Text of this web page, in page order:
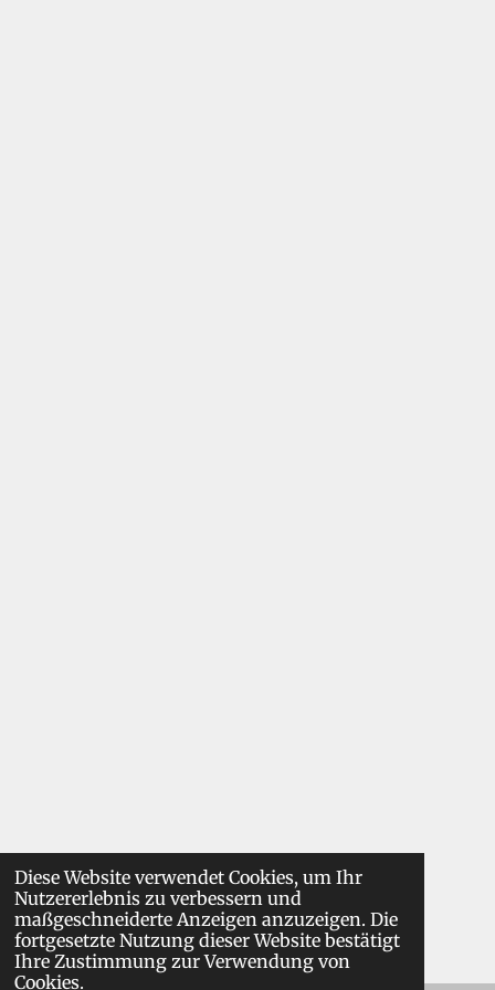
Diese Website verwendet Cookies, um Ihr
Nutzererlebnis zu verbessern und
maßgeschneiderte Anzeigen anzuzeigen. Die
fortgesetzte Nutzung dieser Website bestätigt
Ihre Zustimmung zur Verwendung von
Cookies.